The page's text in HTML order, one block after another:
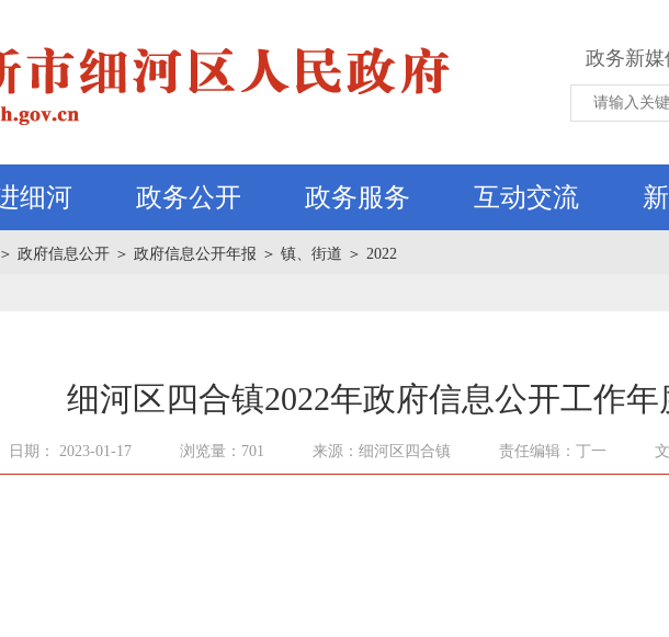
政务新
细河 政务公开 政务服务 互动交流
＞ 政府信息公开 ＞ 政府信息公开年报 ＞ 镇、街道 ＞ 2022
细河区四合镇2022年政府信息公开工作年
日期： 2023-01-17 浏览量：701 来源：细河区四合镇 责任编辑：丁一